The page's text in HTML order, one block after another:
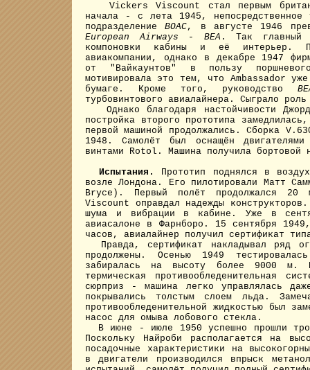
Vickers Viscount стал первым
начала - с лета 1945, непосредственное
подразделениеBOAC, в августе 1946
European Airways - BEA . Так главный
компоновки кабины и её интерьер.
авиакомпании, однако в декабре 1947
от "Вайкаунтов" в пользу
мотивировала это тем, что Ambassador
бумаге. Кроме того, руководство
турбовинтового авиалайнера. Сыграло
Однако благодаря настойчивости
постройка второго прототипа
первой машиной продолжались. Сборка
1948. Самолёт был оснащён
винтами Rotol. Машина получила бортовой
Испытания. Прототип поднялся в
возле Лондона. Его пилотировали Матт
Bryce). Первый полёт продолжался 20
Viscount оправдал надежды
шума и вибрации в кабине. Уже в
авиасалоне в Фарнборо. 15 сентября
часов, авиалайнер получил сертификат
Правда, сертификат накладывал ряд
продолжены. Осенью 1949
забиралась на высоту более 9000 м.
термическая противообледенительная
сюрприз - машина легко управлялась
покрывались толстым слоем льда.
противообледенительной жидкостью был
насос для омыва лобового стекла.
В июне - июле 1950 успешно прошли
Поскольку Найроби располагается на
посадочные характеристики на
в двигатели производился впрыск